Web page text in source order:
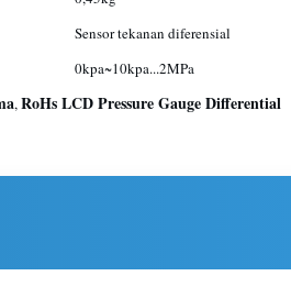
Sensor tekanan diferensial
0kpa~10kpa...2MPa
,RoHs LCD Pressure Gauge Differential